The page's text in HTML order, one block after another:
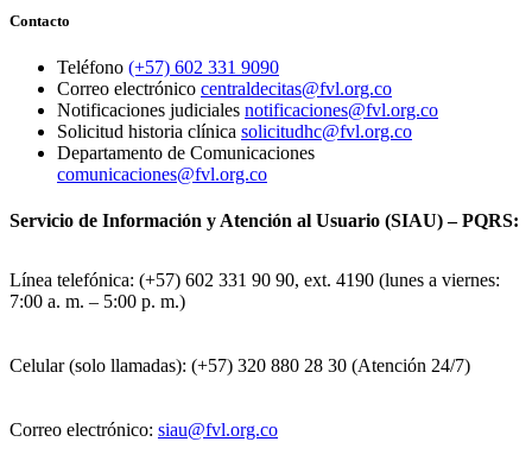
Contacto
Teléfono (+57) 602 331 9090
Correo electrónico centraldecitas@fvl.org.co
Notificaciones judiciales notificaciones@fvl.org.co
Solicitud historia clínica solicitudhc@fvl.org.co
Departamento de Comunicaciones
comunicaciones@fvl.org.co
Servicio de Información y Atención al Usuario (SIAU) – PQRS:
Línea telefónica: (+57) 602 331 90 90, ext. 4190 (lunes a viernes:
7:00 a. m. – 5:00 p. m.)
Celular (solo llamadas): (+57) 320 880 28 30 (Atención 24/7)
Correo electrónico: siau@fvl.org.co